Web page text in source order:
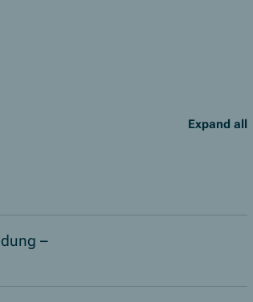
Expand all
–